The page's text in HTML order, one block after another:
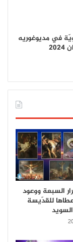
في مديوغوريه
السبعة ووعود
للقدّيسة